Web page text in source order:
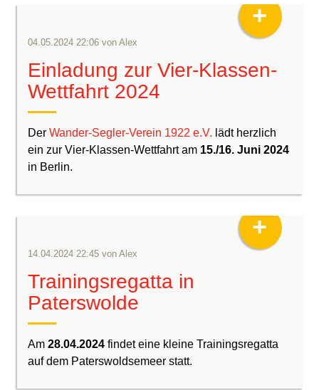
04.05.2024 22:06 vonAlex
Einladung zur Vier-Klassen-
Wettfahrt 2024
DerWander-Segler-Verein 1922 e.V. lädt herzlich
ein zur Vier-Klassen-Wettfahrt am 15./16. Juni 2024
in Berlin.
+
14.04.2024 22:45 vonAlex
Trainingsregatta in
Paterswolde
Am28.04.2024 findet eine kleine Trainingsregatta
auf dem Paterswoldsemeer statt.
+